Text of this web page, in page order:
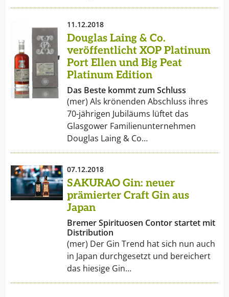
11.12.2018
Douglas Laing & Co.
veröffentlicht XOP Platinum
Port Ellen und Big Peat
Platinum Edition
Das Beste kommt zum Schluss
(mer) Als krönenden Abschluss ihres
70-jährigen Jubiläums lüftet das
Glasgower Familienunternehmen
Douglas Laing & Co…
07.12.2018
SAKURAO Gin: neuer
prämierter Craft Gin aus
Japan
Bremer Spirituosen Contor startet mit
Distribution
(mer) Der Gin Trend hat sich nun auch
in Japan durchgesetzt und bereichert
das hiesige Gin…